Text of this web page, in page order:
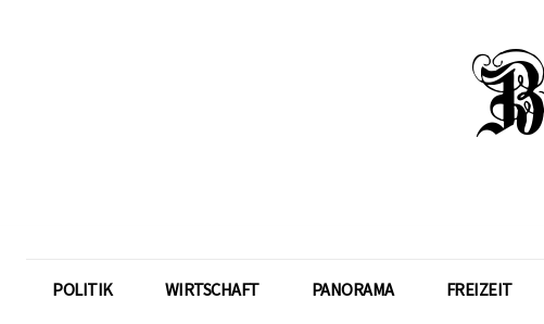
POLITIK WIRTSCHAFT PANORAMA FREIZEIT